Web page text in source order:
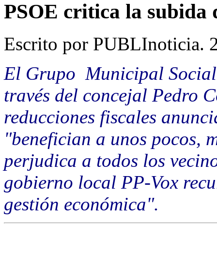
PSOE critica la subida
Escrito por PUBLInoticia.
El Grupo Municipal
través del concejal Pedro
reducciones fiscales
"benefician a unos pocos,
perjudica a todos los
gobierno local PP-Vox
gestión económica".